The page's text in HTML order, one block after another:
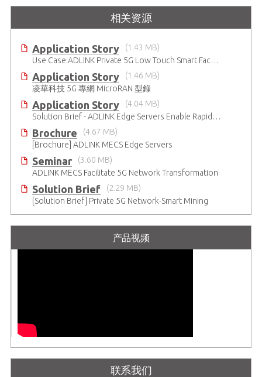
相关资源
Application Story
(1.43 MB)
Use Case:ADLINK Private 5G Low Touch Smart Factory
Application Story
(1.46 MB)
凌華科技 5G 專網 MicroRAN 型錄
Application Story
(4.04 MB)
Solution Brief - ADLINK Edge Servers Enable Rapid 5G Open RAN Deployment
Brochure
(4.67 MB)
[Brochure] ADLINK MECS Edge Servers
Seminar
(3.60 MB)
ADLINK MECS Facilitate 5G Network Transformation
Solution Brief
(2.29 MB)
[Solution Brief] Private 5G Network-Smart Mining
产品视频
联系我们